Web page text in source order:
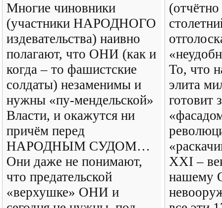
Многие чиновники
(участники НАРОДНОГО
издевательства) наивно
полагают, что ОНИ (как и
когда – то фашистские
солдаты) незаменимы и
нужны «пу-мендельской»
Власти, и окажутся ни
причём перед
НАРОДНЫМ СУДОМ…
Они даже не понимают,
что предательской
«верхушке» ОНИ и
То, что
элита
готовит
ХХI –
нашему